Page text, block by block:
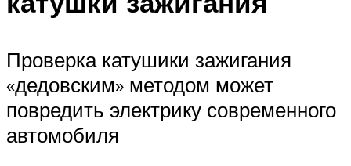
Проверка катушики зажигания
«дедовским» методом может
повредить электрику современного
автомобиля